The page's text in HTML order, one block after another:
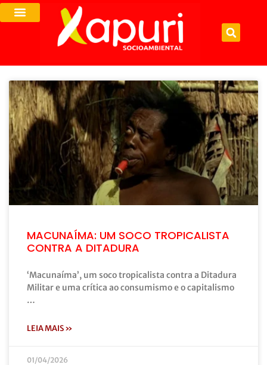
MACUNAÍMA: UM SOCO TROPICALISTA
CONTRA A DITADURA
‘Macunaíma’, um soco tropicalista contra a Ditadura
Militar e uma crítica ao consumismo e o capitalismo
…
LEIA MAIS »
01/04/2026